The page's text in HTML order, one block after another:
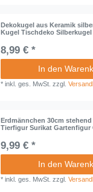
Dekokugel aus Keramik
Kugel Tischdeko
8,99 € *
In den
*inkl. ges. MwSt. zzgl.
Erdmännchen 30cm
Tierfigur Surikat Gartenfigur
9,99 € *
In den
*inkl. ges. MwSt. zzgl.